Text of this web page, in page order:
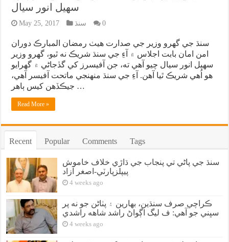
سهيل انور سيال
May 25, 2017 سنڌ 0
سنڌ جي گهرو وزير جي صدارت هيٺ رمضان المبارڪ دوران
امن امان بابت اجلاس ۾ آءِ جي سنڌ شريڪ نه ٿيو، گهرو وزير
سهيل انور سيال چيو آهي ته، جن آفيسرز کي گڏجاڻي ۾ گهرايو
هو اُهي شريڪ ٿيا آهن. آءِ جي سنڌ منهنجي ماتحت آفيسر آهي،
جيڪڏهن کيس ٻاهر …
Read More »
Recent Popular Comments Tags
سنڌ جي پاڻي تي پنجاب جي ڌاڙي خلاف خاموش
پيپلزپارٽي-اصغر آزاد
4 weeks ago
ڪراچي صرف سنڌين، بهارين ۽ پٺاڻن جو نه پر
سڀني جو آهي: ف ليگ اڳواڻ راشد شاهه راشدي
4 weeks ago